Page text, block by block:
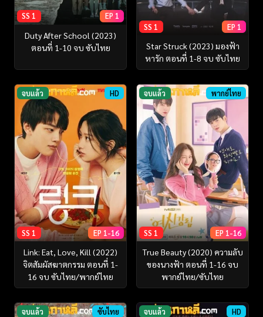
SS 1 EP 1
Duty After School (2023)
ตอนที่ 1-10 จบ ซับไทย
SS 1 EP 1
Star Struck (2023) มองฟ้า
หารัก ตอนที่ 1-8 จบ ซับไทย
จบแล้ว HD
SS 1 EP 1-16
Link: Eat, Love, Kill (2022)
จิตสัมผัสฆาตกรรม ตอนที่ 1-
16 จบ ซับไทย/พากย์ไทย
จบแล้ว พากย์ไทย
SS 1 EP 1-16
True Beauty (2020) ความลับ
ของนางฟ้า ตอนที่ 1-16 จบ
พากย์ไทย/ซับไทย
จบแล้ว ซับไทย จบแล้ว HD